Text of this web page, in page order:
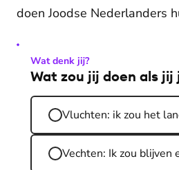
doen Joodse Nederlanders
Wat denk jij?
Wat zou jij doen als jij
Vluchten: ik zou het
Vechten: Ik zou